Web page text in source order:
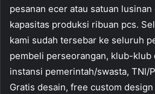
pesanan ecer atau satuan
kapasitas produksi ribuan pcs.
kami sudah tersebar ke seluruh
pembeli perseorangan, klub-klub
instansi pemerintah/swasta, TNI/
Gratis desain, free custom